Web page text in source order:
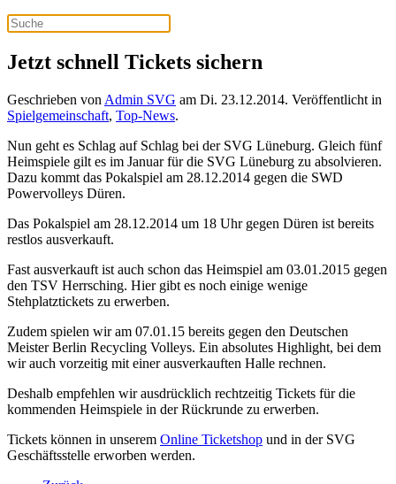
Jetzt schnell Tickets sichern
Geschrieben von Admin SVG am Di. 23.12.2014. Veröffentlicht in
Spielgemeinschaft, Top-News.
Nun geht es Schlag auf Schlag bei der SVG Lüneburg. Gleich fünf
Heimspiele gilt es im Januar für die SVG Lüneburg zu absolvieren.
Dazu kommt das Pokalspiel am 28.12.2014 gegen die SWD
Powervolleys Düren.
Das Pokalspiel am 28.12.2014 um 18 Uhr gegen Düren ist bereits
restlos ausverkauft.
Fast ausverkauft ist auch schon das Heimspiel am 03.01.2015 gegen
den TSV Herrsching. Hier gibt es noch einige wenige
Stehplatztickets zu erwerben.
Zudem spielen wir am 07.01.15 bereits gegen den Deutschen
Meister Berlin Recycling Volleys. Ein absolutes Highlight, bei dem
wir auch vorzeitig mit einer ausverkauften Halle rechnen.
Deshalb empfehlen wir ausdrücklich rechtzeitig Tickets für die
kommenden Heimspiele in der Rückrunde zu erwerben.
Tickets können in unserem Online Ticketshop und in der SVG
Geschäftsstelle erworben werden.